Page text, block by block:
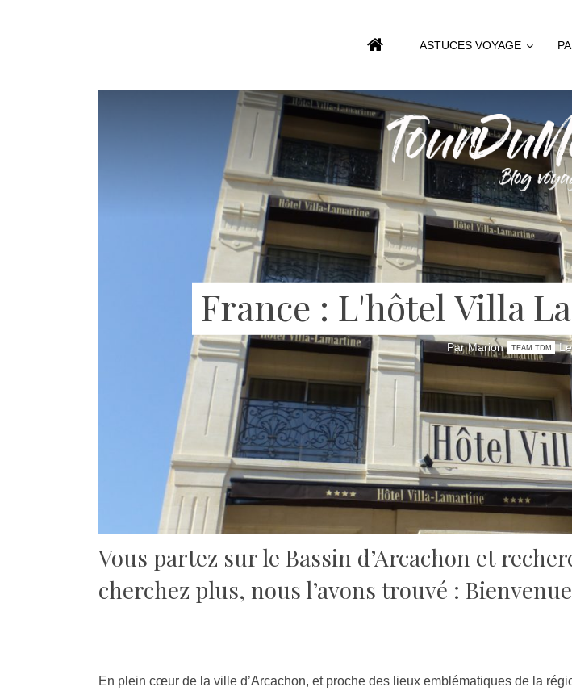
ASTUCES VOYAGE
France : L'hôtel Villa
Par Marion TEAM TDM
Vous partez sur le Bassin d’Arcachon et
cherchez plus, nous l’avons trouvé :
En plein cœur de la ville d’Arcachon, et proche des lieux emblématiques de la